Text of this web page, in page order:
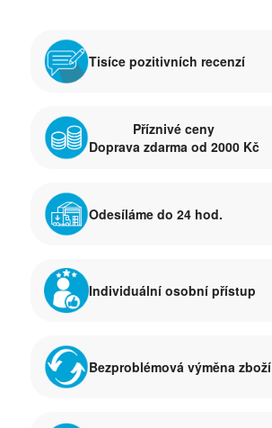
Tisíce pozitivních recenzí
Příznivé ceny
Doprava zdarma od 2000 Kč
Odesíláme do 24 hod.
Individuální osobní přístup
Bezproblémová výměna zboží